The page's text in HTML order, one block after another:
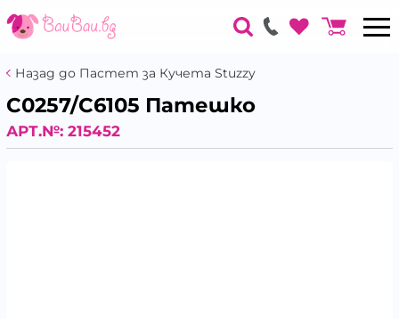
Назад до Пастет за Кучета Stuzzy
С0257/С6105 Патешко
АРТ.№: 215452